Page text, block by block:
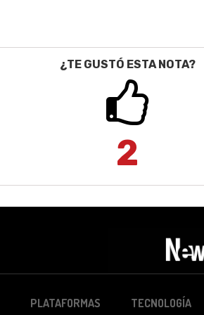
¿TE GUSTÓ ESTA NOTA?
2
PLATAFORMAS TECNOLOGÍA